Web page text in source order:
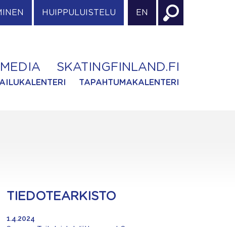
HUIPPULUISTELU EN
MEDIA SKATINGFINLAND.FI
TAPAHTUMAKALENTERI
TIEDOTEARKISTO
1.4.2024